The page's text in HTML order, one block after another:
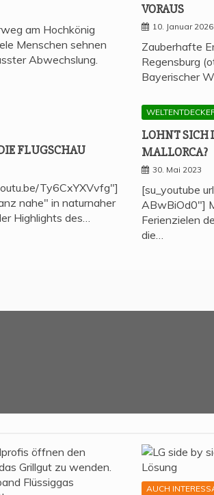
am Hochkönig
Menschen sehnen
Abwechslung.
VORAUS
10. Januar 2026
Zauberhafte
Regensburg
Bayerischer
FLUGSCHAU
Ty6CxYXVvfg"]
nahe" in naturnaher
Highlights des…
LOHNT SICH
MALLORCA?
30. Mai 2023
[su_youtube
ABwBiOd0"]
Ferienzielen
die…
AUCH